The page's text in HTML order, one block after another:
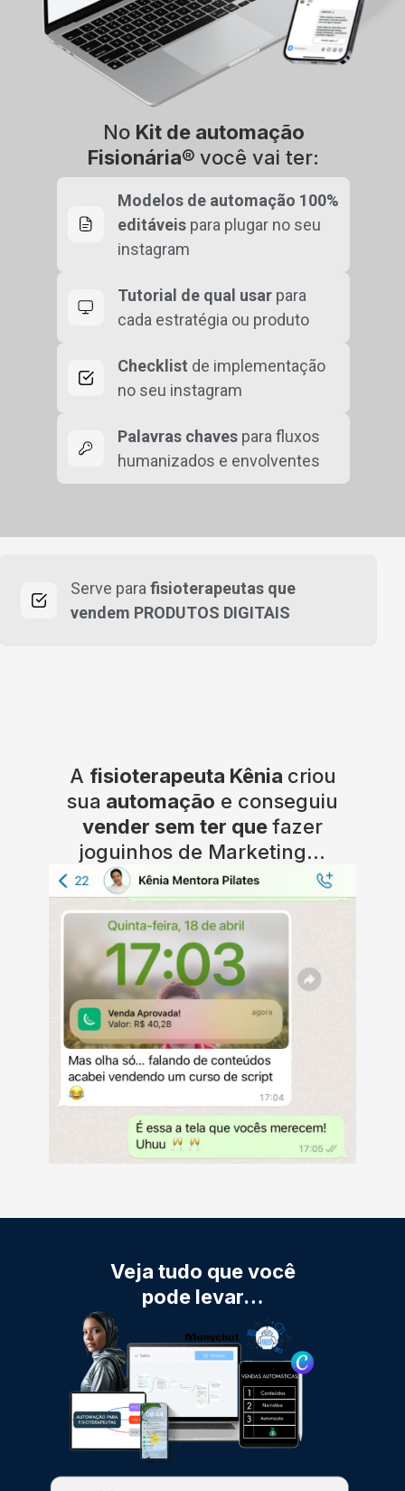
No Kit de automação
Fisionária® você vai ter:
Modelos de automação 100%
editáveis para plugar no seu
instagram
Tutorial de qual usar para
cada estratégia ou produto
Checklist de implementação
no seu instagram
Palavras chaves para fluxos
humanizados e envolventes
Serve para fisioterapeutas que
vendem PRODUTOS DIGITAIS
A fisioterapeuta Kênia criou
sua automação e conseguiu
vender sem ter quefazer
joguinhos de Marketing...
Veja tudo que você
pode levar…